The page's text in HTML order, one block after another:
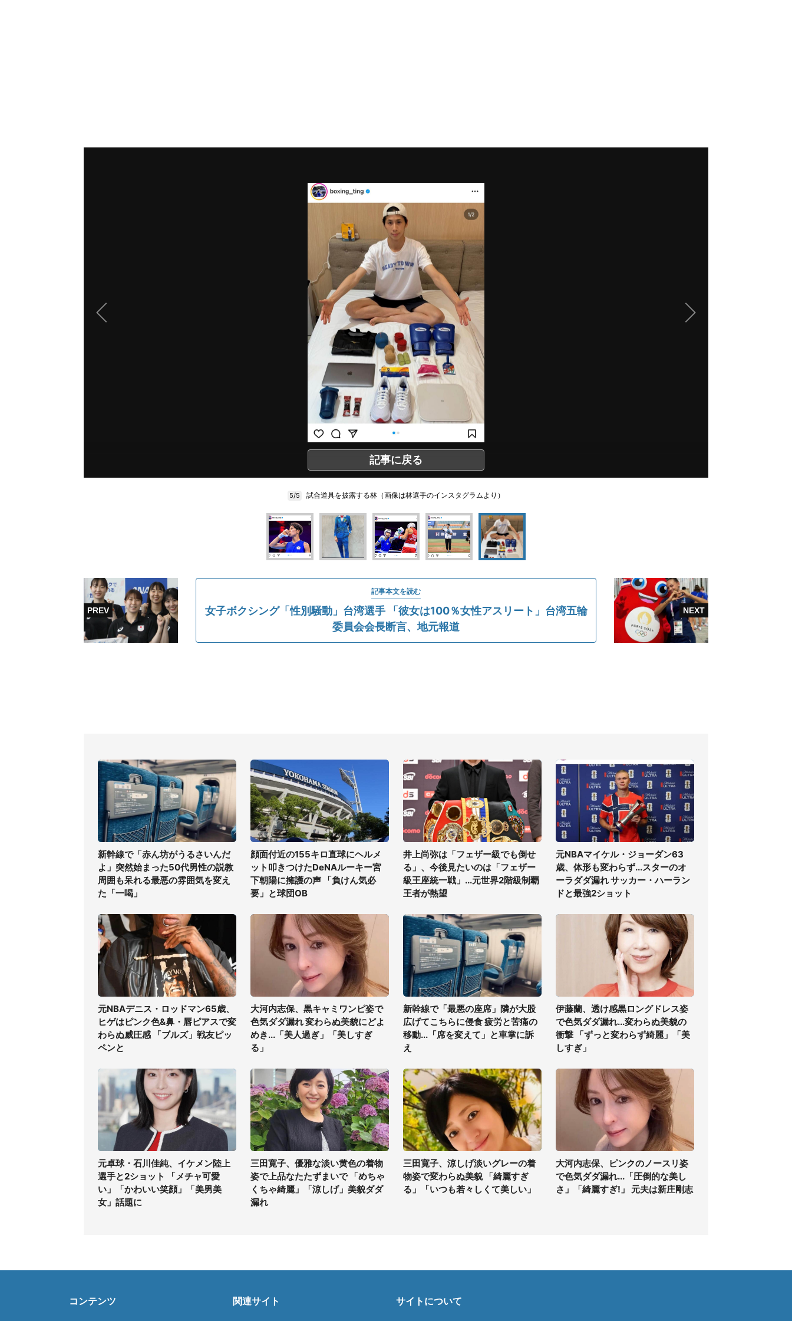
記事に戻る
5/5 試合道具を披露する林（画像は林選手のインスタグラムより）
記事本文を読む
女子ボクシング「性別騒動」台湾選手 「彼女は100％女性アスリート」台湾五輪
委員会会長断言、地元報道
新幹線で「赤ん坊がうるさいんだ
よ」突然始まった50代男性の説教
周囲も呆れる最悪の雰囲気を変え
た「一喝」
顔面付近の155キロ直球にヘルメ
ット叩きつけたDeNAルーキー宮
下朝陽に擁護の声 「負けん気必
要」と球団OB
井上尚弥は「フェザー級でも倒せ
る」、今後見たいのは「フェザー
級王座統一戦」...元世界2階級制覇
王者が熱望
元NBAマイケル・ジョーダン63
歳、体形も変わらず...スターのオ
ーラダダ漏れ サッカー・ハーラン
ドと最強2ショット
元NBAデニス・ロッドマン65歳、
ヒゲはピンク色&鼻・唇ピアスで変
わらぬ威圧感 「ブルズ」戦友ピッ
ペンと
大河内志保、黒キャミワンピ姿で
色気ダダ漏れ 変わらぬ美貌にどよ
めき...「美人過ぎ」「美しすぎ
る」
新幹線で「最悪の座席」隣が大股
広げてこちらに侵食 疲労と苦痛の
移動...「席を変えて」と車掌に訴
え
伊藤蘭、透け感黒ロングドレス姿
で色気ダダ漏れ...変わらぬ美貌の
衝撃 「ずっと変わらず綺麗」「美
しすぎ」
元卓球・石川佳純、イケメン陸上
選手と2ショット 「メチャ可愛
い」「かわいい笑顔」「美男美
女」話題に
三田寛子、優雅な淡い黄色の着物
姿で上品なたたずまいで 「めちゃ
くちゃ綺麗」「涼しげ」美貌ダダ
漏れ
三田寛子、涼しげ淡いグレーの着
物姿で変わらぬ美貌 「綺麗すぎ
る」「いつも若々しくて美しい」
大河内志保、ピンクのノースリ姿
で色気ダダ漏れ...「圧倒的な美し
さ」「綺麗すぎ!」 元夫は新庄剛志
コンテンツ 関連サイト サイトについて